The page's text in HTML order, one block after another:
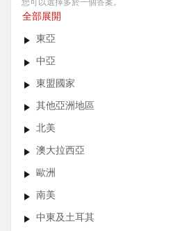
全部展開
東亞
中亞
東盟國家
其他亞洲地區
北美
澳大拉西亞
歐洲
南美
中東及土耳其